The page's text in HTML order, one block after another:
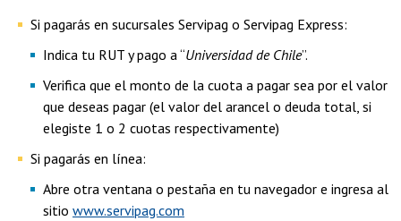
Si pagarás en sucursales Servipag o Servipag Express:
Indica tu RUT y pago a “Universidad de Chile”.
Verifica que el monto de la cuota a pagar sea por el valor
que deseas pagar (el valor del arancel o deuda total, si
elegiste 1 o 2 cuotas respectivamente)
Si pagarás en línea:
Abre otra ventana o pestaña en tu navegador e ingresa al
sitio www.servipag.com